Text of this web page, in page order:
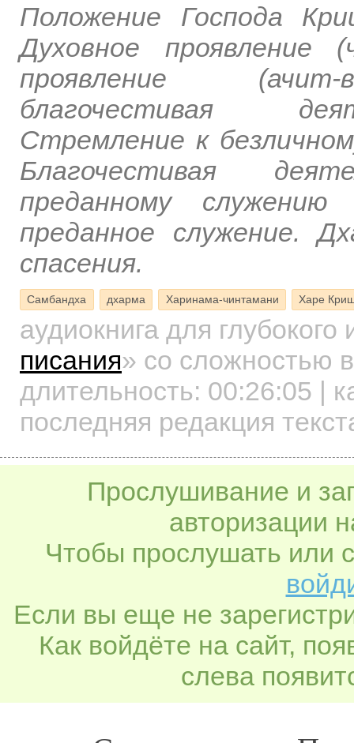
Положение Господа
Духовное проявление
проявление (ачит-
благочестивая
Стремление к
Благочестивая
преданному служению
преданное служение.
спасения.
Самбандха дхарма Харинама-чинтамани Харе
аудиокнига для
писания» со сложностью
длительность: 00:26:05 |
последняя редакция
Прослушивание и
авторизации
Чтобы прослушать или
Если вы еще не
Как войдёте на сайт,
слева